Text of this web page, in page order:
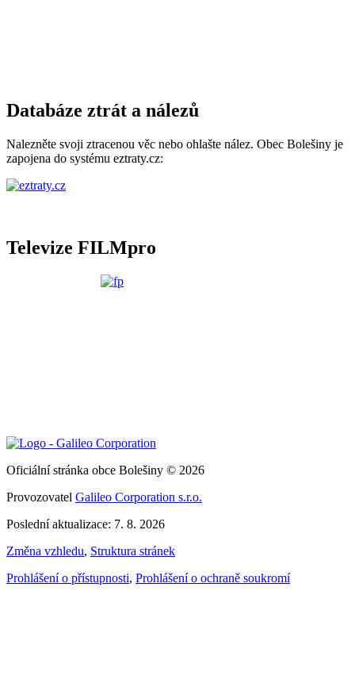
Databáze ztrát a nálezů
Nalezněte svoji ztracenou věc nebo ohlašte nález. Obec Bolešiny je
zapojena do systému eztraty.cz:
Televize FILMpro
Oficiální stránka obce Bolešiny © 2026
Provozovatel Galileo Corporation s.r.o.
Poslední aktualizace: 7. 8. 2026
Změna vzhledu, Struktura stránek
Prohlášení o přístupnosti, Prohlášení o ochraně soukromí